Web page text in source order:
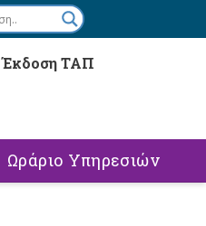
Έκδοση ΤΑΠ
Ωράριο Υπηρεσιών